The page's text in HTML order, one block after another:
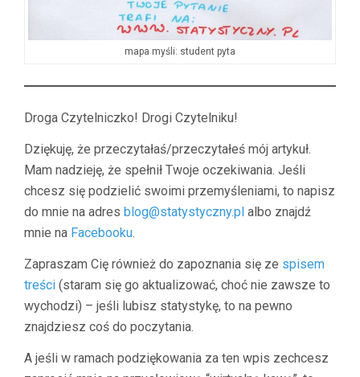
mapa myśli: student pyta
Droga Czytelniczko! Drogi Czytelniku!
Dziękuję, że przeczytałaś/przeczytałeś mój artykuł.
Mam nadzieję, że spełnił Twoje oczekiwania. Jeśli
chcesz się podzielić swoimi przemyśleniami, to napisz
do mnie na adres blog@statystyczny.pl albo znajdź
mnie na Facebooku.
Zapraszam Cię również do zapoznania się ze spisem
treści (staram się go aktualizować, choć nie zawsze to
wychodzi) – jeśli lubisz statystykę, to na pewno
znajdziesz coś do poczytania.
A jeśli w ramach podziękowania za ten wpis zechcesz